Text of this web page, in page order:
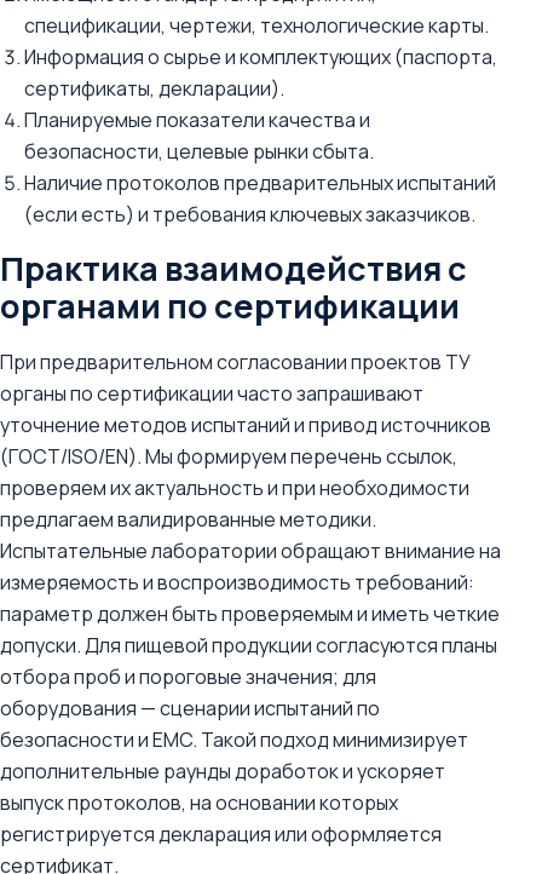
спецификации, чертежи, технологические карты.
Информация о сырье и комплектующих (паспорта,
сертификаты, декларации).
Планируемые показатели качества и
безопасности, целевые рынки сбыта.
Наличие протоколов предварительных испытаний
(если есть) и требования ключевых заказчиков.
Практика взаимодействия с
органами по сертификации
При предварительном согласовании проектов ТУ
органы по сертификации часто запрашивают
уточнение методов испытаний и привод источников
(ГОСТ/ISO/EN). Мы формируем перечень ссылок,
проверяем их актуальность и при необходимости
предлагаем валидированные методики.
Испытательные лаборатории обращают внимание на
измеряемость и воспроизводимость требований:
параметр должен быть проверяемым и иметь четкие
допуски. Для пищевой продукции согласуются планы
отбора проб и пороговые значения; для
оборудования — сценарии испытаний по
безопасности и EMC. Такой подход минимизирует
дополнительные раунды доработок и ускоряет
выпуск протоколов, на основании которых
регистрируется декларация или оформляется
сертификат.